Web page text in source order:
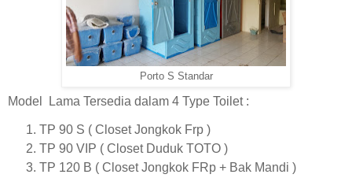
Porto S Standar
Model Lama Tersedia dalam 4 Type Toilet :
TP 90 S ( Closet Jongkok Frp )
TP 90 VIP ( Closet Duduk TOTO )
TP 120 B ( Closet Jongkok FRp + Bak Mandi )